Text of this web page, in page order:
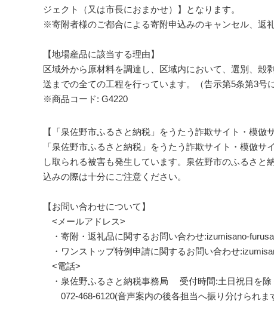
ジェクト（又は市長におまかせ）】となります。
※寄附者様のご都合による寄附申込みのキャンセル、返
【地場産品に該当する理由】
区域外から原材料を調達し、区域内において、選別、殻
送までの全ての工程を行っています。（告示第5条第3号に
※商品コード: G4220
【「泉佐野市ふるさと納税」をうたう詐欺サイト・模倣
「泉佐野市ふるさと納税」をうたう詐欺サイト・模倣サ
し取られる被害も発生しています。泉佐野市のふるさと
込みの際は十分にご注意ください。
【お問い合わせについて】
<メールアドレス>
・寄附・返礼品に関するお問い合わせ:izumisano-
・ワンストップ特例申請に関するお問い合わせ
<電話>
・泉佐野ふるさと納税事務局 受付時間:土日祝日を除
072-468-6120(音声案内の後各担当へ振り分けられま